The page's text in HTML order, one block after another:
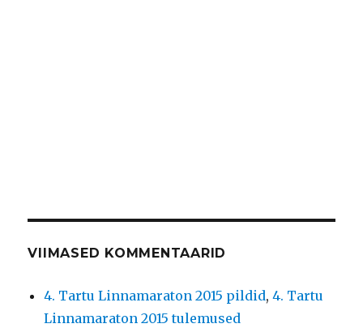
VIIMASED KOMMENTAARID
4. Tartu Linnamaraton 2015 pildid,4. Tartu
Linnamaraton 2015 tulemused